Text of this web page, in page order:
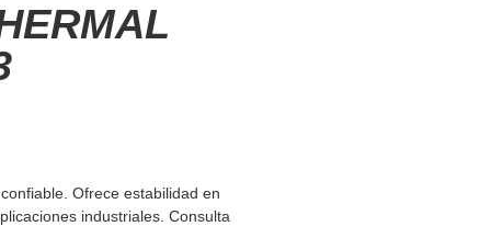
Ofrece estabilidad en
industriales. Consulta